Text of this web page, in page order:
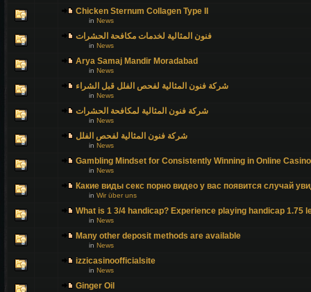
Chicken Sternum Collagen Type II
in News
فنون المثالية لخدمات مكافحة الحشرات
in News
Arya Samaj Mandir Moradabad
in News
شركة فنون المثالية لفحص الفلل قبل الشراء
in News
شركة فنون المثالية لمكافحة الحشرات
in News
شركة فنون المثالية لفحص الفلل
in News
Gambling Mindset for Consistently Winning in Online
in News
Какие виды секс порно видео у вас появится случай
in Wir über uns
What is 1 3/4 handicap? Experience playing handicap 1.75
in News
Many other deposit methods are available
in News
izzicasinoofficialsite
in News
Ginger Oil